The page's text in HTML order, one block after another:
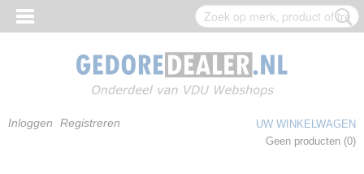
Inloggen Registreren
UW WINKELWAGEN
Geen producten (0)